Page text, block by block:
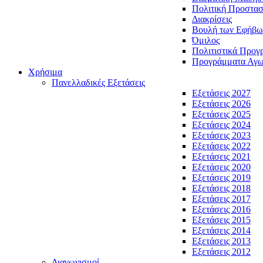
Πολιτική
Διακρίσεις
Βουλή των
Όμιλος
Πολιτιστικά
Προγράμματα
Χρήσιμα
Πανελλαδικές Εξετάσεις
Εξετάσεις 2027
Εξετάσεις 2026
Εξετάσεις 2025
Εξετάσεις 2024
Εξετάσεις 2023
Εξετάσεις 2022
Εξετάσεις 2021
Εξετάσεις 2020
Εξετάσεις 2019
Εξετάσεις 2018
Εξετάσεις 2017
Εξετάσεις 2016
Εξετάσεις 2015
Εξετάσεις 2014
Εξετάσεις 2013
Εξετάσεις 2012